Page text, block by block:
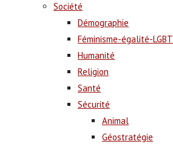
Société
Démographie
Féminisme-égalité-LGBT
Humanité
Religion
Santé
Sécurité
Animal
Géostratégie